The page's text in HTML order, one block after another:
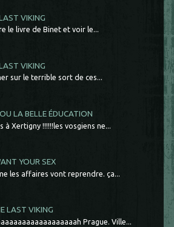
VIKING
le livre de Binet et voir le...
VIKING
sur le terrible sort de ces...
LA BELLE ÉDUCATION
Xertigny !!!!!!les vosgiens ne...
YOUR SEX
les affaires vont reprendre. ça...
LAST VIKING
Prague. Ville...